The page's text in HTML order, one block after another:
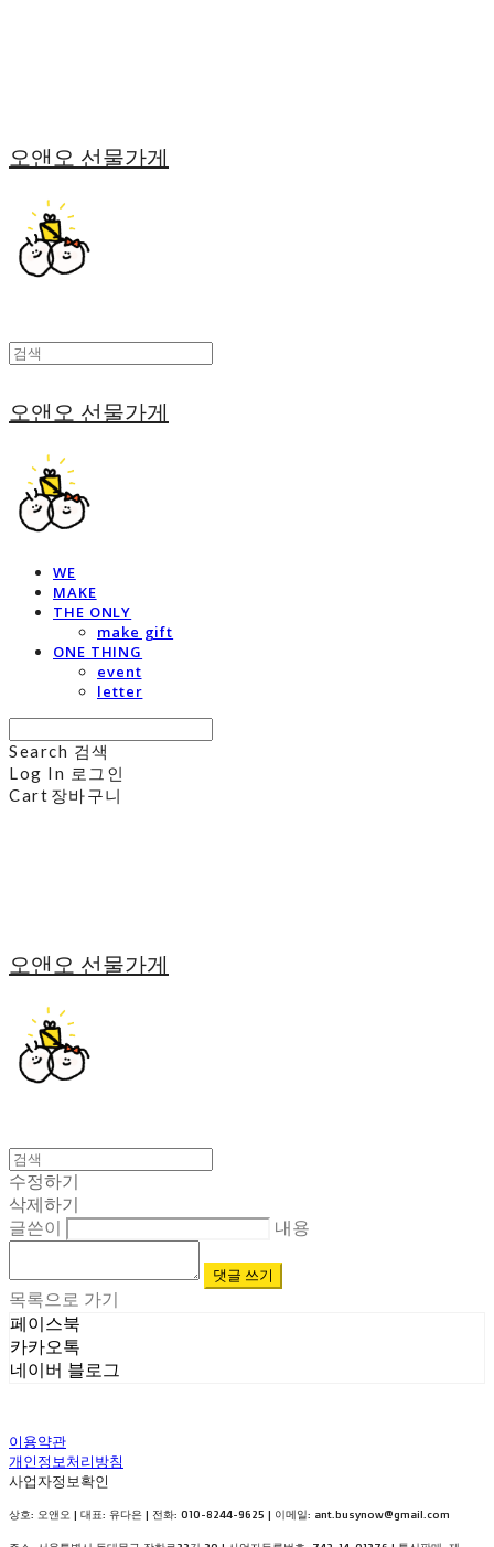
오앤오 선물가게
오앤오 선물가게
WE
MAKE
THE ONLY
make gift
ONE THING
event
letter
Search 검색
Log In 로그인
Cart 장바구니
오앤오 선물가게
수정하기
삭제하기
글쓴이
내용
댓글 쓰기
목록으로 가기
페이스북
카카오톡
네이버 블로그
이용약관
개인정보처리방침
사업자정보확인
상호: 오앤오 | 대표: 유다은 | 전화: 010-8244-9625 | 이메일: ant.busynow@gmail.com